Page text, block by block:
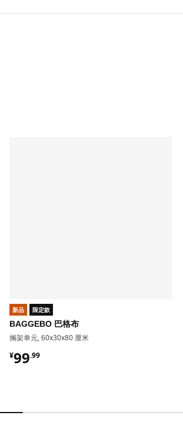
新品 限定款
BAGGEBO 巴格布
搁架单元, 60x30x80 厘米
¥99.99
¥ 99.99